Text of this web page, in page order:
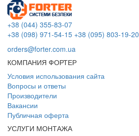
+38 (044) 355-83-07
+38 (098) 971-54-15 +38 (095) 803-19-20
orders@forter.com.ua
КОМПАНИЯ ФОРТЕР
Условия использования сайта
Вопросы и ответы
Производители
Вакансии
Публичная оферта
УСЛУГИ МОНТАЖА